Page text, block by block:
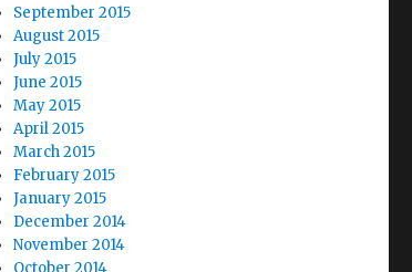
September 2015
August 2015
July 2015
June 2015
May 2015
April 2015
March 2015
February 2015
January 2015
December 2014
November 2014
October 2014